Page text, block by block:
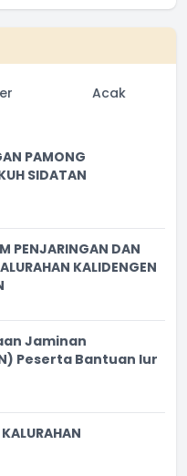
Acak
PAMONG
SIDATAN
PENJARINGAN DAN
KALIDENGEN
Jaminan
Peserta Bantuan Iur